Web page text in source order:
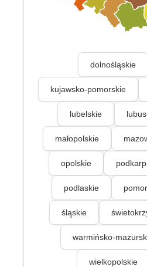
dolnośląskie
kujawsko-pomorskie
lubelskie
małopolskie
opolskie
podlaskie
śląskie
warmińsko-
wielkopolskie